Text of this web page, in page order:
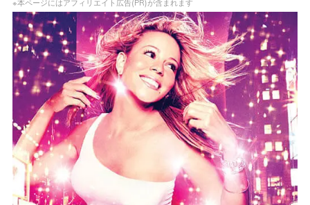
※本ページにはアフィリエイト広告(PR)が含まれます